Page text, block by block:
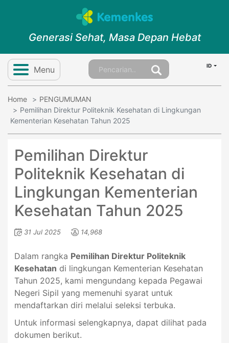
Generasi Sehat, Masa Depan Hebat
Menu ID
Home
PENGUMUMAN
Pemilihan Direktur Politeknik Kesehatan di Lingkungan
Kementerian Kesehatan Tahun 2025
Pemilihan Direktur
Politeknik Kesehatan di
Lingkungan Kementerian
Kesehatan Tahun 2025
31 Jul 2025 14,968
Dalam rangka Pemilihan Direktur Politeknik
Kesehatan di lingkungan Kementerian Kesehatan
Tahun 2025, kami mengundang kepada Pegawai
Negeri Sipil yang memenuhi syarat untuk
mendaftarkan diri melalui seleksi terbuka.
Untuk informasi selengkapnya, dapat dilihat pada
dokumen berikut.